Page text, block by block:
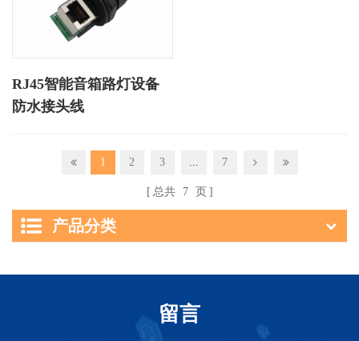
RJ45智能音箱路灯设备
防水接头线
1 2 3 ... 7
总共 7 页
产品分类
留言